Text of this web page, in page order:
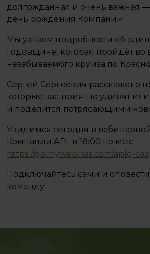
долгожданная и очень важная
день рождения Компании.
Мы узнаем подробности об
годовщине, которая пройдёт во
незабываемого круиза по
Сергей Сергеевич расскажет о
которые вас приятно удивят
и поделится потрясающими
Увидимся сегодня в
Компании APL в 18:00 по мск:
https://go.mywebinar.com/aplg-
Подключайтесь сами и
команду!